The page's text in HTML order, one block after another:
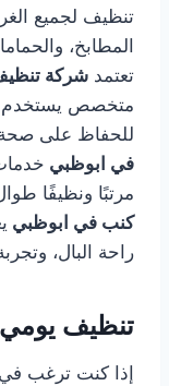
تنظيف لجميع
المطابخ،
تعتمد شركة
متخصص يستخدم
للحفاظ على صحة
في ابوظبي
مرتبًا ونظيفًا
كنب في ابوظبي
راحة البال،
تنظيف
إذا كنت ترغب في